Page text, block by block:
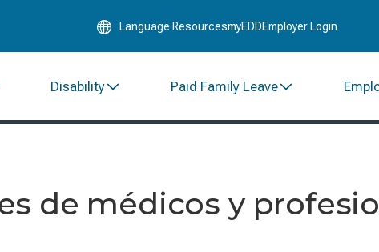
to
Language ResourcesmyEDDEmployer Login
Disability Paid Family Leave
de médicos y